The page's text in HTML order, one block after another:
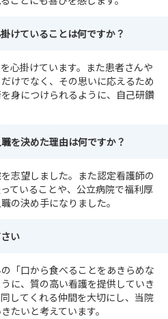
けていることは何ですか？
心掛けています。また患者さんや
けでなく、その思いに応えるため
身につけられるように、自己研鑽
を決めた理由は何ですか？
志望しました。また認定看護師の
ていることや、公立病院で福利厚
の決め手になりました。
い
「口から食べることをあきらめな
に、質の高い看護を提供していき
してくれる仲間を大切にし、当院
たいと考えています。